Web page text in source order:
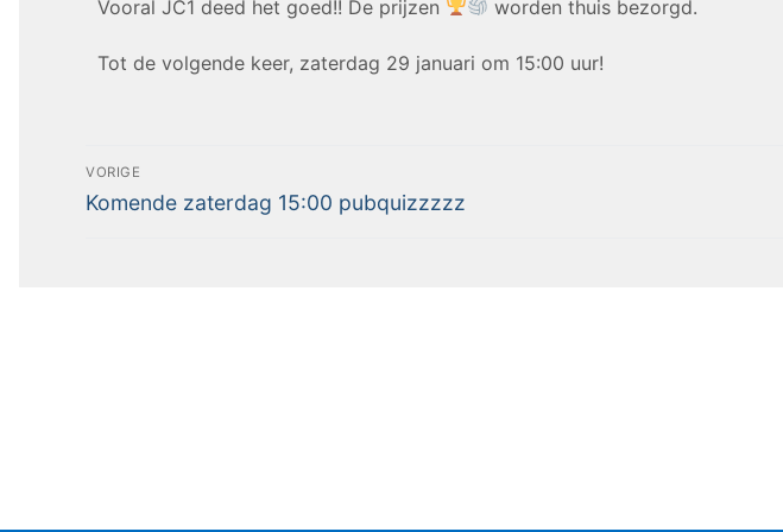
Vooral JC1 deed het goed!! De prijzen worden thuis bezorgd.
Tot de volgende keer, zaterdag 29 januari om 15:00 uur!
VORIGE
Komende zaterdag 15:00 pubquizzzzz